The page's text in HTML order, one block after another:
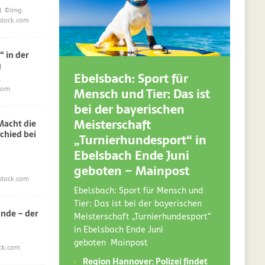
©Img.
in der
die
bei
– der
Ebelsbach: Sport für
Mensch und Tier: Das ist
bei der bayerischen
Meisterschaft
„Turnierhundesport“ in
Ebelsbach Ende Juni
geboten – Mainpost
Ebelsbach: Sport für Mensch und
Tier: Das ist bei der bayerischen
Meisterschaft „Turnierhundesport“
in Ebelsbach Ende Juni
geboten Mainpost
Region Hannover: Polizei findet